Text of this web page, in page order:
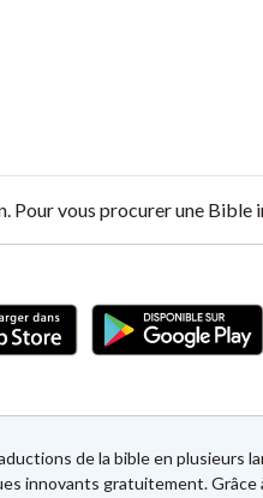
Pour vous procurer une Bible
de la bible en plusieurs
innovants gratuitement.